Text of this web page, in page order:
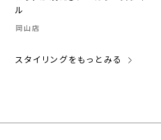
ル
岡山店
スタイリングをもっとみる